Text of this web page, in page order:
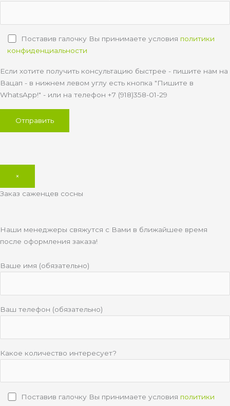
Поставив галочку Вы принимаете условия политики
конфиденциальности
Если хотите получить консультацию быстрее - пишите нам на
Вацап - в нижнем левом углу есть кнопка "Пишите в
WhatsApp!" - или на телефон +7 (918)358-01-29
×
Заказ саженцев сосны
Наши менеджеры свяжутся с Вами в ближайшее время
после оформления заказа!
Ваше имя (обязательно)
Ваш телефон (обязательно)
Какое количество интересует?
Поставив галочку Вы принимаете условия политики